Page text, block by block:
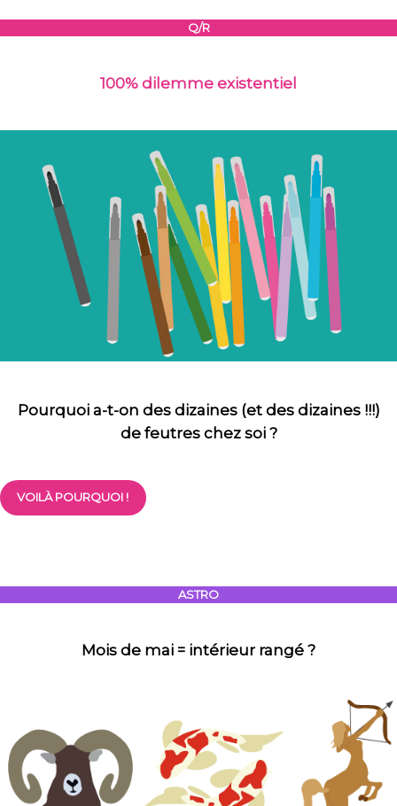
Q/R
100% dilemme existentiel
Pourquoi a-t-on des dizaines (et des dizaines !!!)
de feutres chez soi ?
VOILÀ POURQUOI !
ASTRO
Mois de mai = intérieur rangé ?